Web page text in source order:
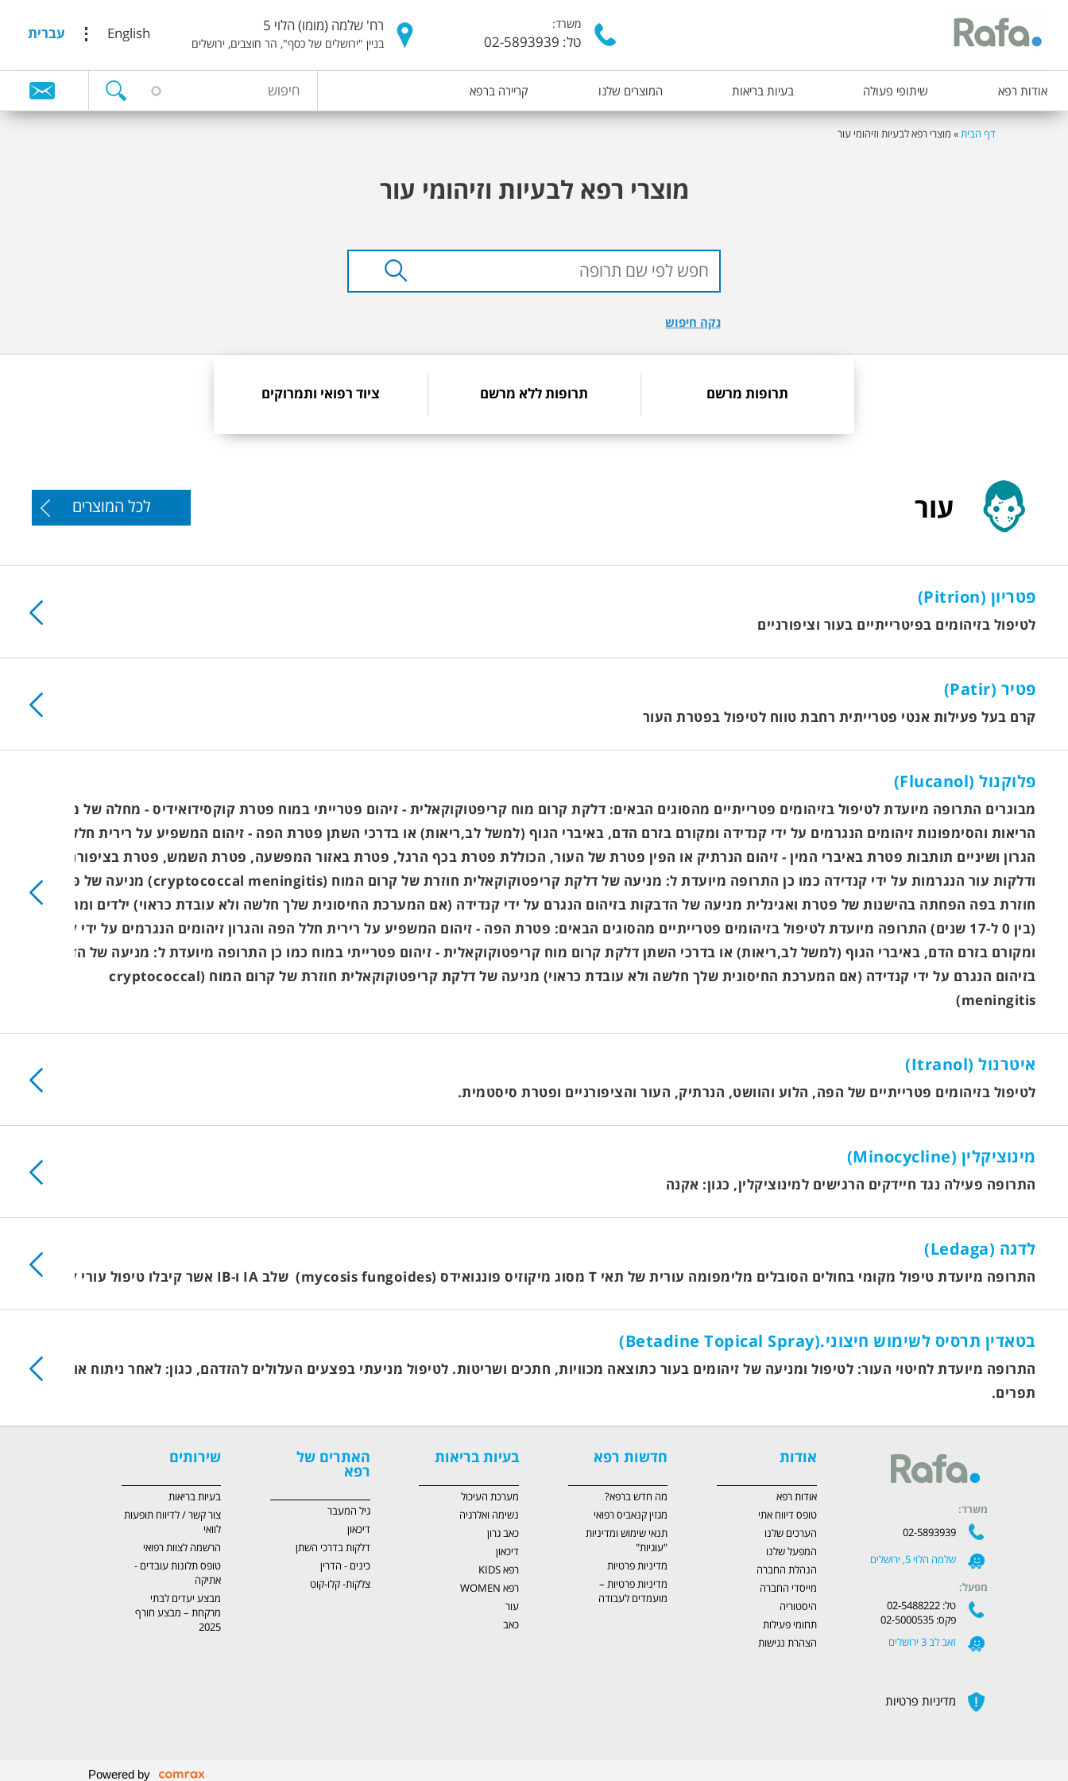
לתוכן
English עברית רח' שלמה (מומו) הלוי 5
בניין "ירושלים של כסף", הר חוצבים, ירושלים
משרד:
טל: 02-5893939
פ
אודות רפא שיתופי פעולה בעיות בריאות המוצרים שלנו קריירה ברפא
ט
פ
דף הבית» מוצרי רפא לבעיות וזיהומי עור
מוצרי רפא לבעיות וזיהומי עור
תרופות מרשם תרופות ללא מרשם ציוד רפואי ותמרוקים
לכל המוצרים עור
פטריון (Pitrion)
לטיפול בזיהומים בפיטרייתיים בעור וציפורניים
פטיר (Patir)
קרם בעל פעילות אנטי פטרייתית רחבת טווח לטיפול בפטרת העור
פלוקנול (Flucanol)
מבוגרים התרופה מיועדת לטיפול בזיהומים פטרייתיים מהסוגים הבאים: דלקת קרום מוח קריפטוקוקאלית - זיהום פטרייתי במוח פטרת קוקסידואידיס - מחלה של מערכת
הריאות והסימפונות זיהומים הנגרמים על ידי קנדידה ומקורם בזרם הדם, באיברי הגוף (למשל לב,ריאות) או בדרכי השתן פטרת הפה - זיהום המשפיע על רירית חלל הפה,
הגרון ושיניים תותבות פטרת באיברי המין - זיהום הנרתיק או הפין פטרת של העור, הכוללת פטרת בכף הרגל, פטרת באזור המפשעה, פטרת השמש, פטרת בציפורניים
ודלקות עור הנגרמות על ידי קנדידה כמו כן התרופה מיועדת ל: מניעה של דלקת קריפטוקוקאלית חוזרת של קרום המוח (cryptococcal meningitis) מניעה של פטרת
חוזרת בפה הפחתה בהישנות של פטרת ואגינלית מניעה של הדבקות בזיהום הנגרם על ידי קנדידה (אם המערכת החיסונית שלך חלשה ולא עובדת כראוי) ילדים ומתבגרים
(בין 0 ל-17 שנים) התרופה מיועדת לטיפול בזיהומים פטרייתיים מהסוגים הבאים: פטרת הפה - זיהום המשפיע על רירית חלל הפה והגרון זיהומים הנגרמים על ידי קנדידה
ומקורם בזרם הדם, באיברי הגוף (למשל לב,ריאות) או בדרכי השתן דלקת קרום מוח קריפטוקוקאלית - זיהום פטרייתי במוח כמו כן התרופה מיועדת ל: מניעה של הדבקות
בזיהום הנגרם על ידי קנדידה (אם המערכת החיסונית שלך חלשה ולא עובדת כראוי) מניעה של דלקת קריפטוקוקאלית חוזרת של קרום המוח (cryptococcal
meningitis)
איטרנול (Itranol)
לטיפול בזיהומים פטרייתיים של הפה, הלוע והוושט, הנרתיק, העור והציפורניים ופטרת סיסטמית.
מינוציקלין (Minocycline)
התרופה פעילה נגד חיידקים הרגישים למינוציקלין, כגון: אקנה
לדגה (Ledaga)
התרופה מיועדת טיפול מקומי בחולים הסובלים מלימפומה עורית של תאי T מסוג מיקוזיס פונגואידס (mycosis fungoides) שלב IA ו-IB אשר קיבלו טיפול עורי קודם.
בטאדין תרסיס לשימוש חיצוני.(Betadine Topical Spray)
התרופה מיועדת לחיטוי העור: לטיפול ומניעה של זיהומים בעור כתוצאה מכוויות, חתכים ושריטות. לטיפול מניעתי בפצעים העלולים להזדהם, כגון: לאחר ניתוח או
תפרים.
משרד:
02-5893939
שלמה הלוי 5, ירושלים
מפעל:
טל: 02-5488222
פקס: 02-5000535
זאב לב 3 ירושלים
מדיניות פרטיות
אודות
אודות רפא
טופס דיווח אתי
הערכים שלנו
המפעל שלנו
הנהלת החברה
מייסדי החברה
היסטוריה
תחומי פעילות
הצהרת נגישות
חדשות רפא
מה חדש ברפא?
מגזין קנאביס רפואי
תנאי שימוש ומדיניות
"עוגיות"
מדיניות פרטיות
מדיניות פרטיות –
מועמדים לעבודה
בעיות בריאות
מערכת העיכול
נשימה ואלרגיה
כאב גרון
דיכאון
רפא KIDS
רפא WOMEN
עור
כאב
האתרים של
רפא
גיל המעבר
דיכאון
דלקות בדרכי השתן
כינים - הדרין
צלקות- קלו-קוט
שירותים
בעיות בריאות
צור קשר / לדיווח תופעות
לוואי
הרשמה לצוות רפואי
טופס תלונות עובדים -
אתיקה
מבצע יעדים לבתי
מרקחת – מבצע חורף
2025
Powered by